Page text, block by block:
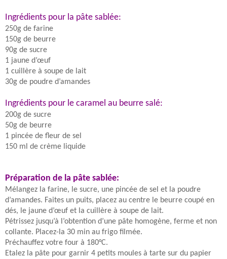
Ingrédients pour la pâte sablée:
250g de farine
150g de beurre
90g de sucre
1 jaune d’œuf
1 cuillère à soupe de lait
30g de poudre d’amandes
Ingrédients pour le caramel au beurre salé:
200g de sucre
50g de beurre
1 pincée de fleur de sel
150 ml de crème liquide
Préparation de la pâte sablée:
Mélangez la farine, le sucre, une pincée de sel et la poudre
d’amandes. Faites un puits, placez au centre le beurre coupé en
dés, le jaune d’œuf et la cuillère à soupe de lait.
Pétrissez jusqu’à l’obtention d’une pâte homogène, ferme et non
collante. Placez-la 30 min au frigo filmée.
Préchauffez votre four à 180°C.
Etalez la pâte pour garnir 4 petits moules à tarte sur du papier